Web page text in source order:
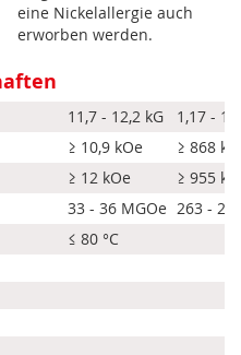
eine Nickelallergie auch
erworben werden.
11,7 - 12,2 kG
1,17 -
≥ 10,9 kOe
≥ 868
≥ 12 kOe
≥ 955
33 - 36 MGOe 263 -
≤ 80 °C